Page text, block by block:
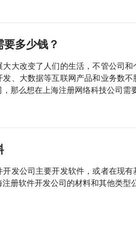
多少钱？
大大改变了人们的生活，不管公司
发、大数据等互联网产品和业务数
那么想在上海注册网络科技公司需
开发公司主要开发软件，或者在现
册软件开发公司的材料和其他类型